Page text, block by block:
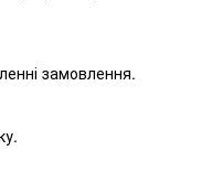
замовлення.